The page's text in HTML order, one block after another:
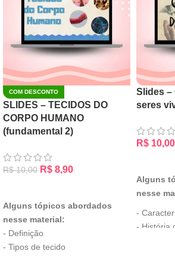
COM DESCONTO
SLIDES – TECIDOS DO
CORPO HUMANO
(fundamental 2)
R$10,00 R$ 8,90
Alguns tópicos abordados
nesse material:
- Definição
- Tipos de tecido
Slides –
seres
R$ 10,00
Alguns
nesse
-
- História